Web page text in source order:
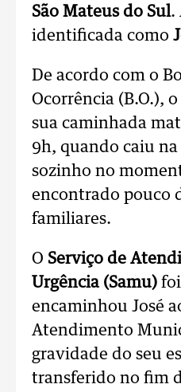
São Mateus do Sul.
identificada como
De acordo com o
Ocorrência (B.O.),
sua caminhada
9h, quando caiu
sozinho no
encontrado pouco
familiares.
O Serviço de
Urgência (Samu)
encaminhou José
Atendimento
gravidade do seu
transferido no fim